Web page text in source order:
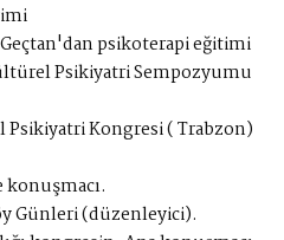
psikoterapi eğitimi
Psikiyatri Sempozyumu
Psikiyatri Kongresi ( Trabzon)
Günleri (düzenleyici).